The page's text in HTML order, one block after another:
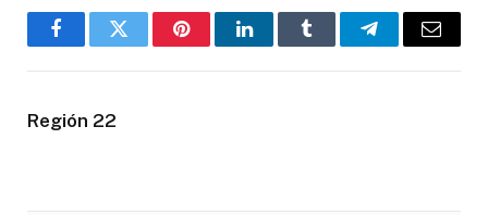
FacebookTwitter PinterestLinkedInTumblr TelegramEmail
Región 22